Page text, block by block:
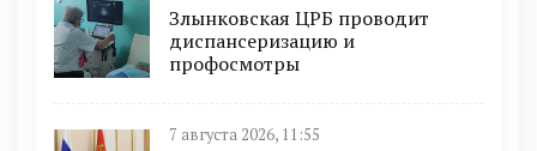
Злынковская ЦРБ проводит
диспансеризацию и
профосмотры
7 августа 2026, 11:55